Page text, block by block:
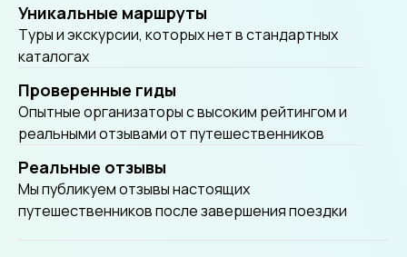
Уникальные маршруты
Tуры и экскурсии, которых нет в стандартных
каталогах
Проверенные гиды
Опытные организаторы с высоким рейтингом и
реальными отзывами от путешественников
Реальные отзывы
Мы публикуем отзывы настоящих
путешественников после завершения поездки